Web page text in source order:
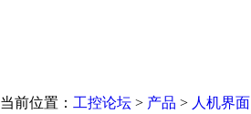
当前位置： 工控论坛 > 产品 > 人机界面